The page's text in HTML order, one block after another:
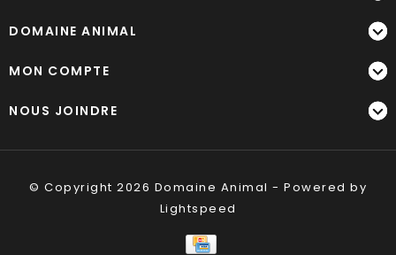
DOMAINE ANIMAL
MON COMPTE
NOUS JOINDRE
© Copyright 2026 Domaine Animal - Powered by
Lightspeed